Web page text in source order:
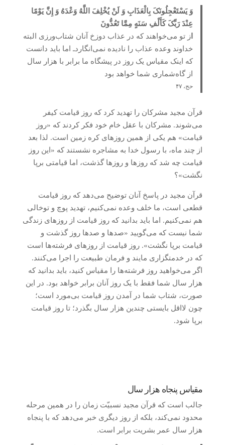
وَ یَسْتَعْجِلُونَکَ بِالْعَذَابِ وَ لَنْ یُخْلِفَ اللَّهُ وَعْدَهُ وَ إِنَّ یَوْمًا
عِنْدَ رَبِّکَ کَأَلْفِ سَنَهٍ مِمَّا تَعُدُّونَ
ز تو می‌خواهند که در عذاب دوزخ آنان شتاب‌ورزی البته
خداوند وعده عذاب را نادیده نمی‌انگاردـ اما باید دانست
که اینک مقیاس یک روز در پیشگاه ما برابر با هزار سال
از گاه‌شماری شما خواهد بود
حج، ۴۷
قرآن مجید مشرکان را تهدید کرد که روز قیامت کیفر
می‌شوند. مشرکان با عقل خام خود فکر کردند که «روز
قیامت» هم یکی از همین روزهای کره زمین است. لذا بعد
از چند ماه، با رسول خدا به مشاجره نشستند که «این روز
قیامت چه شد که روزها و روزها گذشت، اما قیامتی برپا
نگشت»؟
قرآن مجید در پاسخ آنان توضیح می‌دهد که روز قیامت
قطعی است، ما خلف وعده نمی‌کنیم، تهدید پوچ و توخالی
هم نمی‌کنیم. اما باید بدانید که روز قیامت از روزهای زندگی
شما نیست که می‌گویید «صدها و صدها روز گذشت و
قیامت برپا نگشت». روز قیامت از روزهای فرشته‌ها است
که در خدمتگزاری مایند و فرمان طبیعت را اجرا می‌کنند.
اگر می‌خواهید روز فرشته‌ها را مقیاس کنید، باید بدانید که
هزار سال شما فقط با یک روز آنان برابر خواهد بود. در این
صورت، شتاب شما در آمدن روز قیامت بی‌مورد است؛
چون لااقل بایستی چندین هزار سال بگذرد؛ تا روز قیامت
برپا شود.
مقیاس پنجاه هزار سال
جالب است که قرآن مجید نسبیّت زمان را در همین مرحله
محدود نمی‌کند، بلکه از روز دیگری خبر می‌دهد که با پنجاه
هزار سال عمر بشریت برابر است.